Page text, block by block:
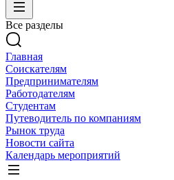
Все разделы
Главная
Соискателям
Предпринимателям
Работодателям
Студентам
Путеводитель по компаниям
Рынок труда
Новости сайта
Календарь мероприятий